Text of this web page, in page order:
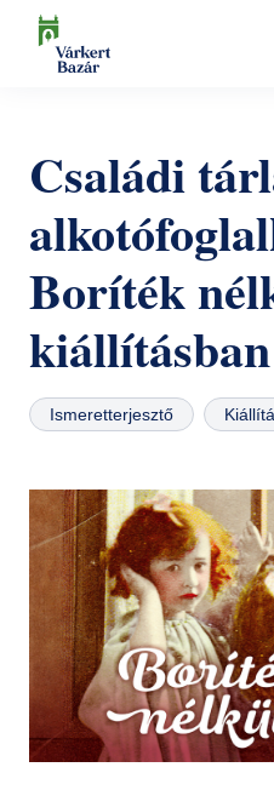
Ugrás
Kulturális események
Kiállítások
Múzeumpedagógia
Látogatóknak
Aktualitások
Rólunk
Helyszínek
Ajándékbolt
Házirend
GYIK
Kapcsolat
Elérhetőség
Megközelítés
Nyitvatartás
Helyszínbérlés
Jegyvásárlás
Online jegyek
Ajándékutalvány
Családi
Boríték
kiállításban
Ismeretterjesztő